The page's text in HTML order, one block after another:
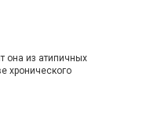
она из атипичных
хронического